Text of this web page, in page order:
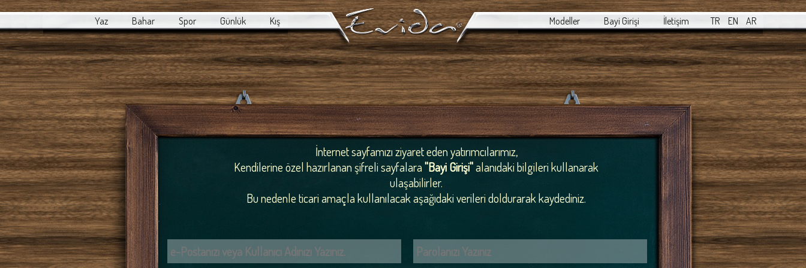
Yaz Bahar Spor Günlük Kış Modeller Bayi Girişi İletişim TR EN AR
İnternet sayfamızı ziyaret eden yatırımcılarımız,
Kendilerine özel hazırlanan şifreli sayfalara"Bayi Girişi"alanıdaki bilgileri kullanarak
ulaşabilirler.
Bu nedenle ticari amaçla kullanılacak aşağıdaki verileri doldurarak kaydediniz.